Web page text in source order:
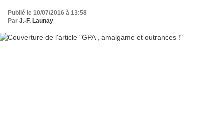
Publié le 10/07/2016 à 13:58
Par J.-F. Launay